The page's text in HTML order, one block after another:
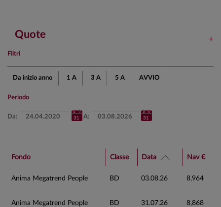
Quote
Filtri
Da inizio anno 1 A 3 A 5 A AVVIO
Periodo
Da: A:
Fondo Classe Data Nav €
Anima Megatrend People BD 03.08.26 8,964
Anima Megatrend People BD 31.07.26 8,868